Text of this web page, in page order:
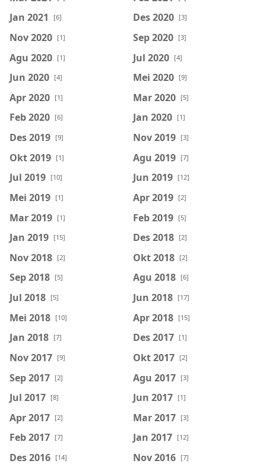
Jan 2021 [6] Des 2020 [3]
Nov 2020 [1] Sep 2020 [3]
Agu 2020 [1] Jul 2020 [4]
Jun 2020 [4] Mei 2020 [9]
Apr 2020 [1] Mar 2020 [5]
Feb 2020 [6] Jan 2020 [1]
Des 2019 [9] Nov 2019 [3]
Okt 2019 [1] Agu 2019 [7]
Jul 2019 [10] Jun 2019 [12]
Mei 2019 [1] Apr 2019 [2]
Mar 2019 [1] Feb 2019 [5]
Jan 2019 [15] Des 2018 [2]
Nov 2018 [2] Okt 2018 [2]
Sep 2018 [5] Agu 2018 [6]
Jul 2018 [5] Jun 2018 [17]
Mei 2018 [10] Apr 2018 [15]
Jan 2018 [7] Des 2017 [1]
Nov 2017 [9] Okt 2017 [2]
Sep 2017 [2] Agu 2017 [3]
Jul 2017 [8] Jun 2017 [1]
Apr 2017 [2] Mar 2017 [3]
Feb 2017 [7] Jan 2017 [12]
Des 2016 [14] Nov 2016 [7]